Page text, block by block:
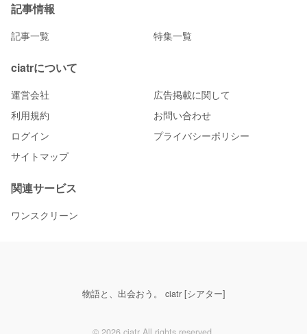
記事情報
記事一覧 特集一覧
ciatrについて
運営会社
広告掲載に関して
利用規約
お問い合わせ
ログイン
プライバシーポリシー
サイトマップ
関連サービス
ワンスクリーン
物語と、出会おう。 ciatr [シアター]